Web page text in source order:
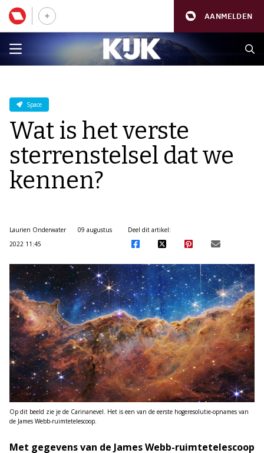
AANMELDEN
Space
Wat is het verste
sterrenstelsel dat we
kennen?
Laurien Onderwater
09 augustus
2022 11:45
Deel dit artikel:
Op dit beeld zie je de Carinanevel. Het is een van de eerste hogeresolutie-opnames van
de James Webb-ruimtetelescoop.
Met gegevens van de James Webb-ruimtetelescoop